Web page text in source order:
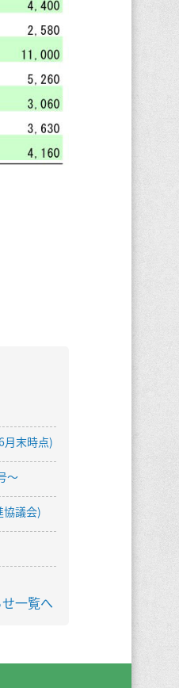
月末時点)
〜
協議会)
一覧へ